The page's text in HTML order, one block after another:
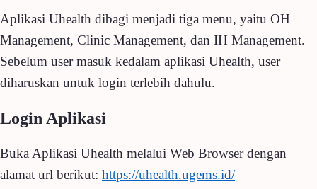
Aplikasi Uhealth dibagi menjadi tiga menu, yaitu OH
Management, Clinic Management, dan IH Management.
Sebelum user masuk kedalam aplikasi Uhealth, user
diharuskan untuk login terlebih dahulu.
Login Aplikasi
Buka Aplikasi Uhealth melalui Web Browser dengan
alamat url berikut: https://uhealth.ugems.id/